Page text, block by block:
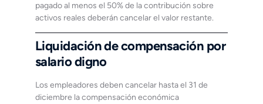
pagado al menos el 50% de la contribución sobre
activos reales deberán cancelar el valor restante.
Liquidación de compensación por
salario digno
Los empleadores deben cancelar hasta el 31 de
diciembre la compensación económica